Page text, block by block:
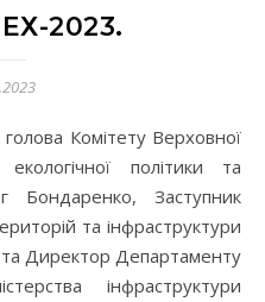
2023.
політики та
Бондаренко, Заступник
та інфраструктури
Директор Департаменту
інфраструктури